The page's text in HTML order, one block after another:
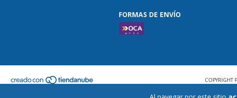
FORMAS DE ENVÍO
COPYRIGHT